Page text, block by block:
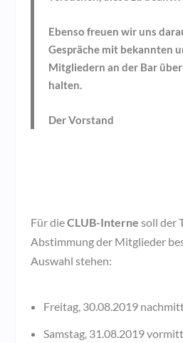
Ebenso freuen wir uns
Gespräche mit bekannten
Mitgliedern an der Bar
halten.
Der Vorstand
Für dieCLUB-Interne soll der
Abstimmung der Mitglieder
Auswahl stehen:
Freitag, 30.08.2019
Samstag, 31.08.2019